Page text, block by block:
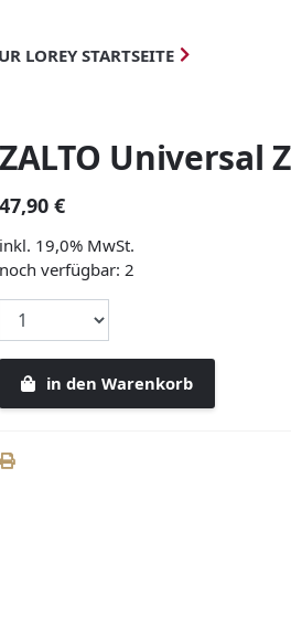
LOREY STARTSEITE
ZALTO Universal
47,90 €
inkl. 19,0% MwSt.
noch verfügbar: 2
in den Warenkorb